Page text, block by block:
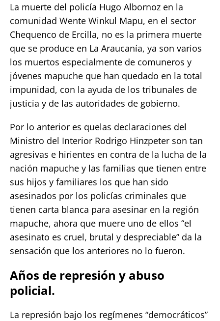
La muerte del policía Hugo Albornoz en la
comunidad Wente Winkul Mapu, en el sector
Chequenco de Ercilla, no es la primera muerte
que se produce en La Araucanía, ya son varios
los muertos especialmente de comuneros y
jóvenes mapuche que han quedado en la total
impunidad, con la ayuda de los tribunales de
justicia y de las autoridades de gobierno.
Por lo anterior es quelas declaraciones del
Ministro del Interior Rodrigo Hinzpeter son tan
agresivas e hirientes en contra de la lucha de la
nación mapuche y las familias que tienen entre
sus hijos y familiares los que han sido
asesinados por los policías criminales que
tienen carta blanca para asesinar en la región
mapuche, ahora que muere uno de ellos “el
asesinato es cruel, brutal y despreciable” da la
sensación que los anteriores no lo fueron.
Años de represión y abuso
policial.
La represión bajo los regímenes “democráticos”